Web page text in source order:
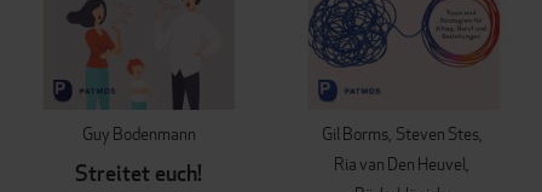
Guy Bodenmann
Streitet euch!
Gil Borms Steven Stes
Ria van Den Heuvel